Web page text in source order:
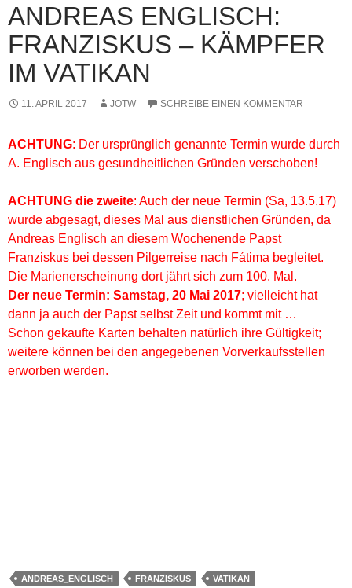
ANDREAS ENGLISCH:
FRANZISKUS – KÄMPFER
IM VATIKAN
11. APRIL 2017 JOTW SCHREIBE EINEN KOMMENTAR
ACHTUNG: Der ursprünglich genannte Termin wurde durch
A. Englisch aus gesundheitlichen Gründen verschoben!
ACHTUNG die zweite: Auch der neue Termin (Sa, 13.5.17)
wurde abgesagt, dieses Mal aus dienstlichen Gründen, da
Andreas Englisch an diesem Wochenende Papst
Franziskus bei dessen Pilgerreise nach Fátima begleitet.
Die Marienerscheinung dort jährt sich zum 100. Mal.
Der neue Termin: Samstag, 20 Mai 2017; vielleicht hat
dann ja auch der Papst selbst Zeit und kommt mit …
Schon gekaufte Karten behalten natürlich ihre Gültigkeit;
weitere können bei den angegebenen Vorverkaufsstellen
erworben werden.
ANDREAS_ENGLISCH FRANZISKUS VATIKAN